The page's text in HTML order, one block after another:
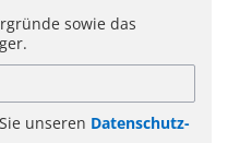
sowie das
unseren Datenschutz-